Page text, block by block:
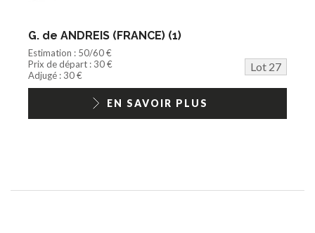
G. de ANDREIS (FRANCE) (1)
Estimation : 50/60 €
Prix de départ : 30 €
Lot 27
Adjugé : 30 €
EN SAVOIR PLUS